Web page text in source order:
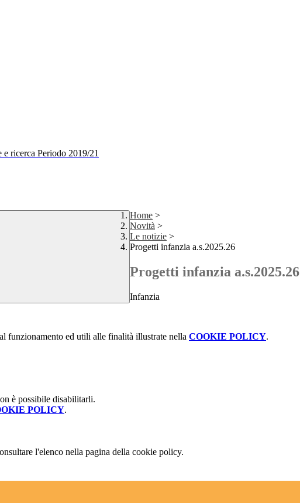
ricerca Periodo 2019/21
Home >
Novità >
Le notizie >
Progetti infanzia a.s.2025.26
Progetti infanzia a.s.2025.26
Infanzia
funzionamento ed utili alle finalità illustrate nella COOKIE POLICY.
è possibile disabilitarli.
POLICY.
l'elenco nella pagina della cookie policy.